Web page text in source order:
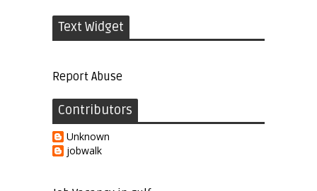
Text Widget
Report Abuse
Contributors
Unknown
jobwalk